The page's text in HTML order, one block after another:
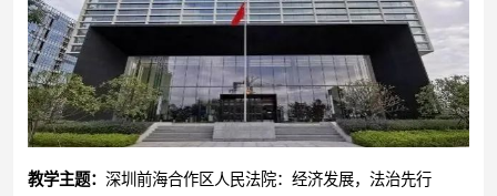
教学主题： 深圳前海合作区人民法院：经济发展，法治先行